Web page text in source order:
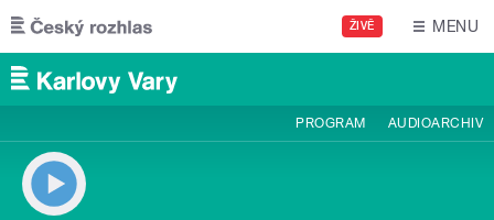
Přejít k hlavnímu obsahu
ŽIVĚ MENU
PROGRAM AUDIOARCHIV